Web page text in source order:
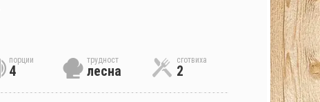
порции
4
трудност
лесна
сготвиха
2